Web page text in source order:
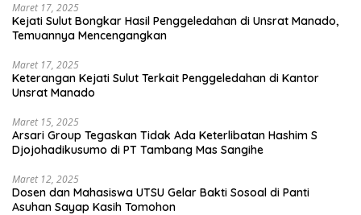
Maret 17, 2025
Kejati Sulut Bongkar Hasil Penggeledahan di Unsrat Manado,
Temuannya Mencengangkan
Maret 17, 2025
Keterangan Kejati Sulut Terkait Penggeledahan di Kantor
Unsrat Manado
Maret 15, 2025
Arsari Group Tegaskan Tidak Ada Keterlibatan Hashim S
Djojohadikusumo di PT Tambang Mas Sangihe
Maret 12, 2025
Dosen dan Mahasiswa UTSU Gelar Bakti Sosoal di Panti
Asuhan Sayap Kasih Tomohon